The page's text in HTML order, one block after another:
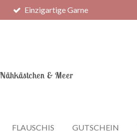
Einzigartige Garne
& Meer
FLAUSCHIS GUTSCHEIN